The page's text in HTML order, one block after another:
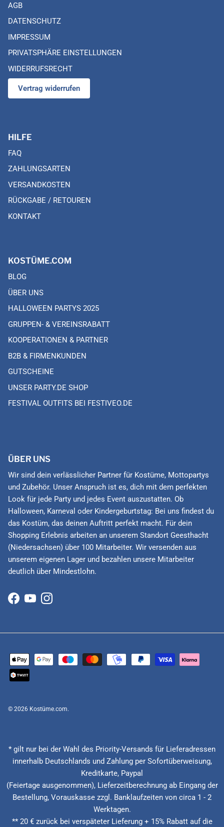
AGB
DATENSCHUTZ
IMPRESSUM
PRIVATSPHÄRE EINSTELLUNGEN
WIDERRUFSRECHT
Vertrag widerrufen
HILFE
FAQ
ZAHLUNGSARTEN
VERSANDKOSTEN
RÜCKGABE / RETOUREN
KONTAKT
KOSTÜME.COM
BLOG
ÜBER UNS
HALLOWEEN PARTYS 2025
GRUPPEN- & VEREINSRABATT
KOOPERATIONEN & PARTNER
B2B & FIRMENKUNDEN
GUTSCHEINE
UNSER PARTY.DE SHOP
FESTIVAL OUTFITS BEI FESTIVEO.DE
ÜBER UNS
Wir sind dein verlässlicher Partner für Kostüme, Mottopartys
und Zubehör. Unser Anspruch ist es, dich mit dem perfekten
Look für jede Party und jedes Event auszustatten. Ob
Halloween, Karneval oder Kindergeburtstag: Bei uns findest du
das Kostüm, das deinen Auftritt perfekt macht. Für dein
Shopping Erlebnis arbeiten an unserem Standort Geesthacht
(Niedersachsen) über 100 Mitarbeiter. Wir versenden aus
unserem eigenen Lager und bezahlen unsere Mitarbeiter
deutlich über Mindestlohn.
Facebook
YouTubeInstagram
© 2026 Kostüme.com.
* gilt nur bei der Wahl des Priority-Versands für Lieferadressen
innerhalb Deutschlands und Zahlung per Sofortüberweisung,
Kreditkarte, Paypal
(Feiertage ausgenommen), Lieferzeitberechnung ab Eingang der
Bestellung, Vorauskasse zzgl. Banklaufzeiten von circa 1 - 2
Werktagen.
** 20 € zurück bei verspäteter Lieferung + 15% Rabatt auf die